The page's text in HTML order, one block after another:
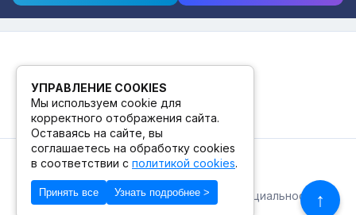
↑
© 2026. ПВЗ! БУТИК.
Публичная офертаПолитика конфиденциальности
© Сделано в Фидживеб
УПРАВЛЕНИЕ COOKIES
Мы используем cookie для
корректного отображения сайта.
Оставаясь на сайте, вы
соглашаетесь на обработку cookies
в соответствии с политикой cookies.
Принять все Узнать подробнее >